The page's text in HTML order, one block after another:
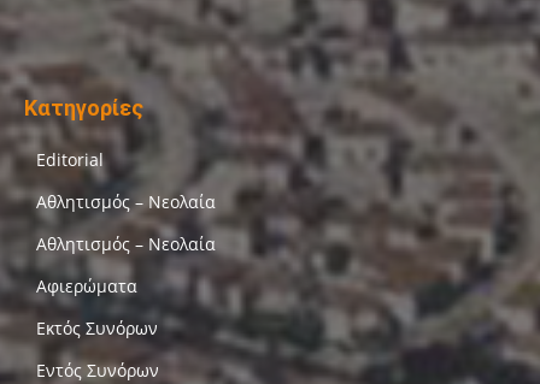
Κατηγορίες
Editorial
Αθλητισμός – Νεολαία
Αθλητισμός – Νεολαία
Αφιερώματα
Εκτός Συνόρων
Εντός Συνόρων